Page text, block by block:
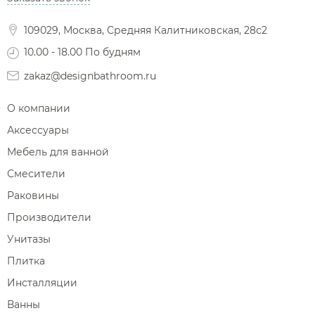
Диспенсеры ватных дисков
109029, Москва, Средняя Калитниковская, 28с2
10.00 - 18.00 По будням
zakaz@designbathroom.ru
О компании
Аксессуары
Мебель для ванной
Смесители
Раковины
Производители
Унитазы
Плитка
Инсталляции
Ванны